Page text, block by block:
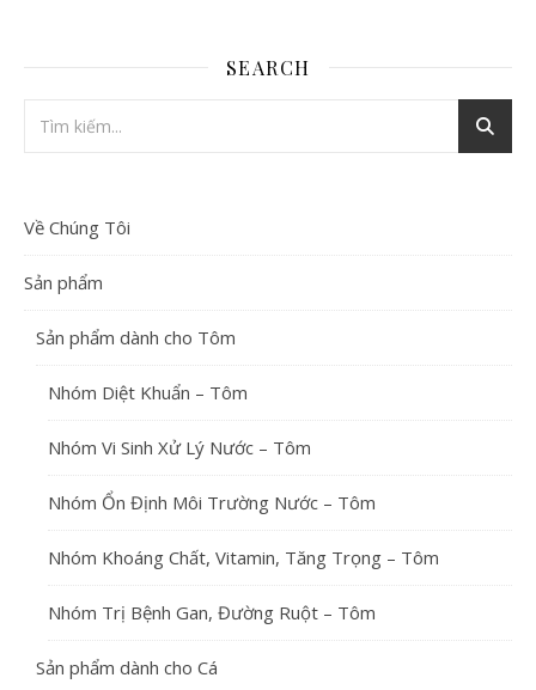
SEARCH
Về Chúng Tôi
Sản phẩm
Sản phẩm dành cho Tôm
Nhóm Diệt Khuẩn – Tôm
Nhóm Vi Sinh Xử Lý Nước – Tôm
Nhóm Ổn Định Môi Trường Nước – Tôm
Nhóm Khoáng Chất, Vitamin, Tăng Trọng – Tôm
Nhóm Trị Bệnh Gan, Đường Ruột – Tôm
Sản phẩm dành cho Cá